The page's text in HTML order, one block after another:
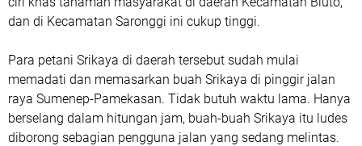
dan di Kecamatan Saronggi ini cukup tinggi.
Para petani Srikaya di daerah tersebut sudah mulai
memadati dan memasarkan buah Srikaya di pinggir jalan
raya Sumenep-Pamekasan. Tidak butuh waktu lama. Hanya
berselang dalam hitungan jam, buah-buah Srikaya itu ludes
diborong sebagian pengguna jalan yang sedang melintas.